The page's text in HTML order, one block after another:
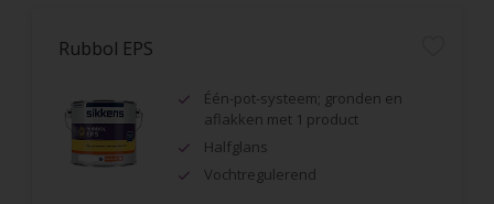
Rubbol EPS
Één-pot-systeem; gronden en
aflakken met 1 product
Halfglans
Vochtregulerend